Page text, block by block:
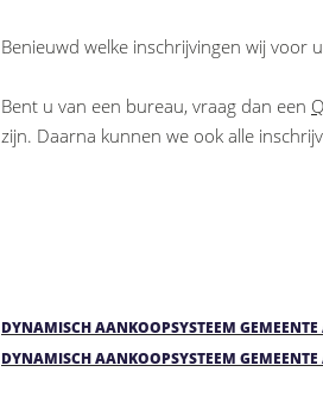
Benieuwd welke inschrijvingen wij voor
Bent u van een bureau, vraag dan een
zijn. Daarna kunnen we ook alle
DYNAMISCH AANKOOPSYSTEEM
DYNAMISCH AANKOOPSYSTEEM